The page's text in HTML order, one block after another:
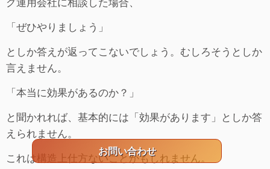
「ぜひやりましょう」
としか答えが返ってこないでしょう。むしろそうとしか
言えません。
「本当に効果があるのか？」
と聞かれれば、基本的には「効果があります」としか答
えられません。
これは構造上仕方ないことかもしれません。
お問い合わせ